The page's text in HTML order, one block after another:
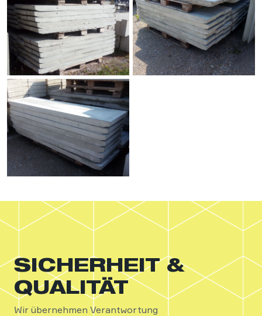
SICHERHEIT &
QUALITÄT
Wir übernehmen Verantwortung